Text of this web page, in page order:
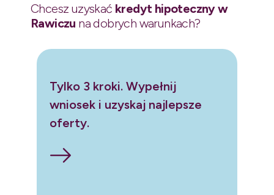
Chcesz uzyskać kredyt hipoteczny w
Rawiczu na dobrych warunkach?
Tylko 3 kroki. Wypełnij
wniosek i uzyskaj najlepsze
oferty.